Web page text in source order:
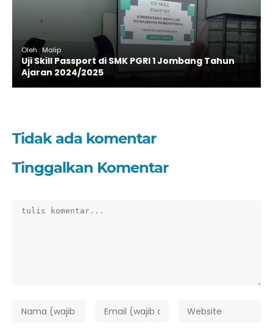
Oleh : Malip
Uji Skill Passport di SMK PGRI 1 Jombang Tahun
Ajaran 2024/2025
Tidak ada komentar
Tinggalkan Komentar